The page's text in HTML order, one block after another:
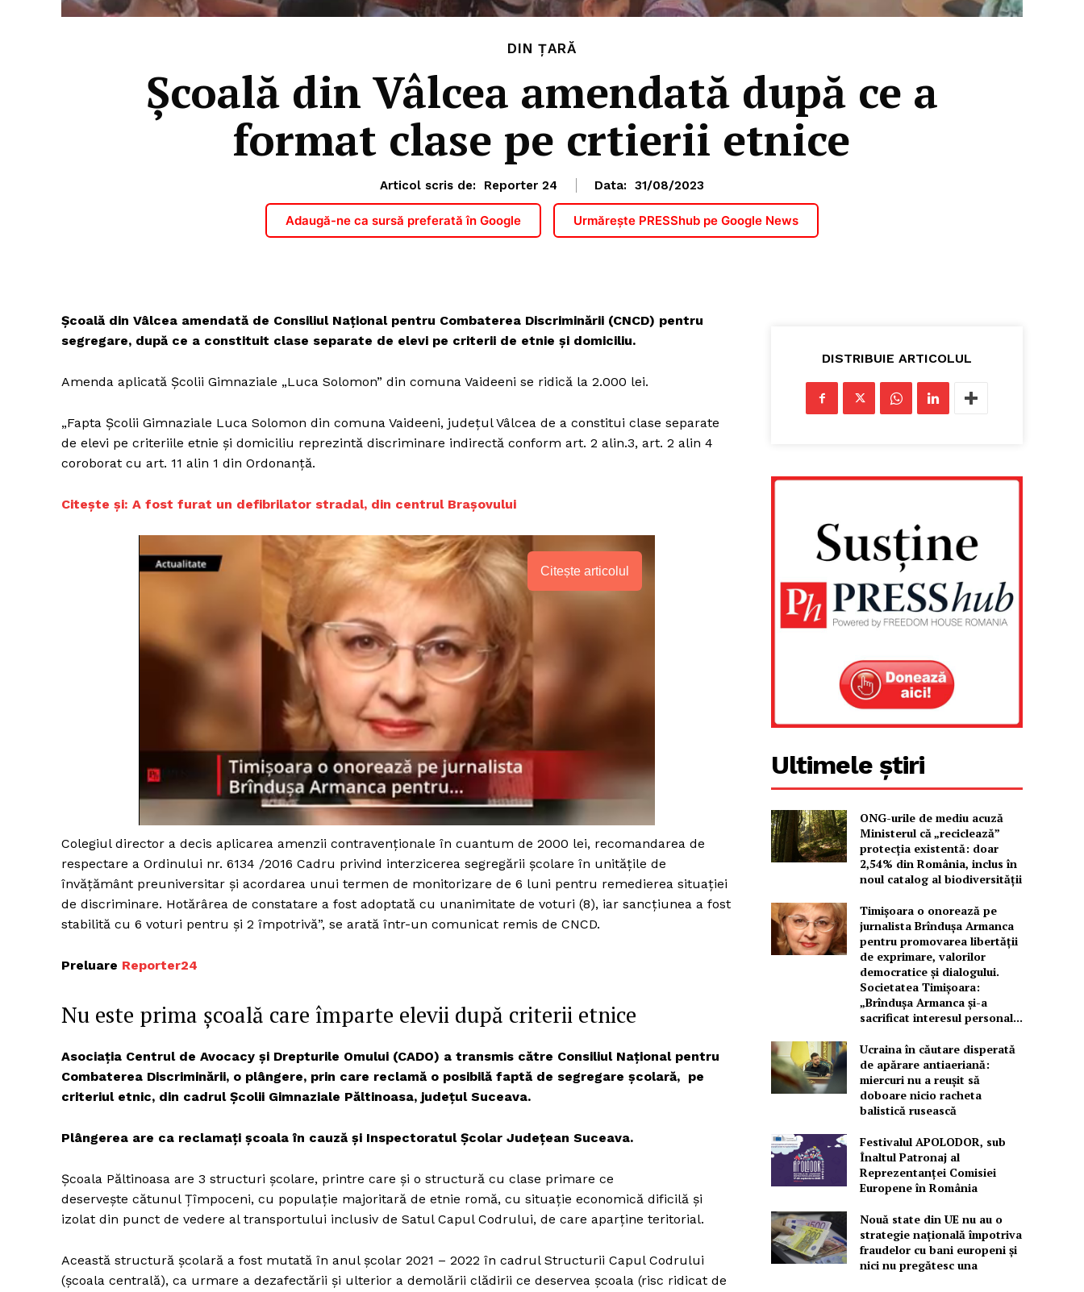
Un proiect
FREEDOM HOUSE
ROMÂNIA
PRESShub
Despre noi / Echipa
Rețea
DIN ȚARĂ
Școală din Vâlcea amendată după ce a
format clase pe crtierii etnice
Articol scris de: Reporter 24 Data: 31/08/2023
Adaugă-ne ca sursă preferată în Google Urmărește PRESShub pe Google News
Școală din Vâlcea amendată de Consiliul Naţional pentru Combaterea Discriminării (CNCD) pentru
segregare, după ce a constituit clase separate de elevi pe criterii de etnie şi domiciliu.
Amenda aplicată Şcolii Gimnaziale „Luca Solomon” din comuna Vaideeni se ridică la 2.000 lei.
„Fapta Școlii Gimnaziale Luca Solomon din comuna Vaideeni, județul Vâlcea de a constitui clase separate
de elevi pe criteriile etnie și domiciliu reprezintă discriminare indirectă conform art. 2 alin.3, art. 2 alin 4
coroborat cu art. 11 alin 1 din Ordonanță.
Citește și: A fost furat un defibrilator stradal, din centrul Brașovului
Citește articolul
Colegiul director a decis aplicarea amenzii contravenționale în cuantum de 2000 lei, recomandarea de
respectare a Ordinului nr. 6134 /2016 Cadru privind interzicerea segregării școlare în unitățile de
învățământ preuniversitar și acordarea unui termen de monitorizare de 6 luni pentru remedierea situației
de discriminare. Hotărârea de constatare a fost adoptată cu unanimitate de voturi (8), iar sancțiunea a fost
stabilită cu 6 voturi pentru și 2 împotrivă”, se arată într-un comunicat remis de CNCD.
Preluare Reporter24
Nu este prima școală care împarte elevii după criterii etnice
Asociația Centrul de Avocacy și Drepturile Omului (CADO) a transmis către Consiliul Național pentru
Combaterea Discriminării, o plângere, prin care reclamă o posibilă faptă de segregare școlară, pe
criteriul etnic, din cadrul Școlii Gimnaziale Păltinoasa, județul Suceava.
Plângerea are ca reclamați școala în cauză și Inspectoratul Școlar Județean Suceava.
Școala Păltinoasa are 3 structuri școlare, printre care și o structură cu clase primare ce
deservește cătunul Țîmpoceni, cu populație majoritară de etnie romă, cu situație economică dificilă și
izolat din punct de vedere al transportului inclusiv de Satul Capul Codrului, de care aparține teritorial.
Această structură școlară a fost mutată în anul școlar 2021 – 2022 în cadrul Structurii Capul Codrului
(școala centrală), ca urmare a dezafectării și ulterior a demolării clădirii ce deservea școala (risc ridicat de
DISTRIBUIE ARTICOLUL
Ultimele știri
ONG-urile de mediu acuză
Ministerul că „reciclează”
protecția existentă: doar
2,54% din România, inclus în
noul catalog al biodiversității
Timișoara o onorează pe
jurnalista Brîndușa Armanca
pentru promovarea libertății
de exprimare, valorilor
democratice și dialogului.
Societatea Timișoara:
„Brîndușa Armanca și-a
sacrificat interesul personal...
Ucraina în căutare disperată
de apărare antiaeriană:
miercuri nu a reușit să
doboare nicio racheta
balistică rusească
Festivalul APOLODOR, sub
Înaltul Patronaj al
Reprezentanței Comisiei
Europene în România
Nouă state din UE nu au o
strategie națională împotriva
fraudelor cu bani europeni și
nici nu pregătesc una